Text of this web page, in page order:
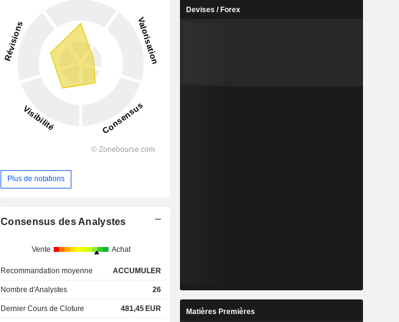
Plus de notations
Consensus des Analystes
Vente Achat
Recommandation moyenne ACCUMULER
Nombre d'Analystes 26
Dernier Cours de Cloture 481,45 EUR
Devises / Forex
Matières Premières